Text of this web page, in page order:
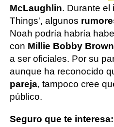
McLaughlin. Durante el
Things', algunos
Noah podría habría
con Millie Bobby Brown
a ser oficiales. Por su
aunque ha reconocido
pareja, tampoco cree
público.
Seguro que te interesa: